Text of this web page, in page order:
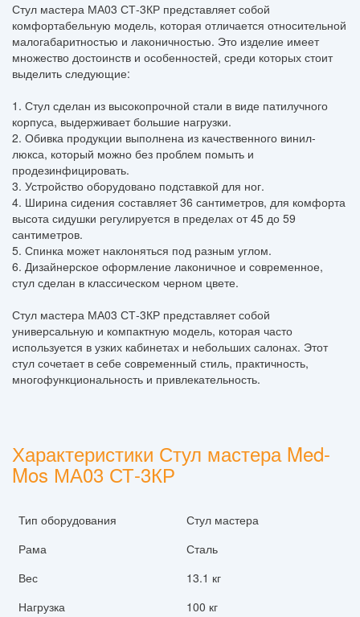
Стул мастера МА03 СТ-3КР представляет собой
комфортабельную модель, которая отличается относительной
малогабаритностью и лаконичностью. Это изделие имеет
множество достоинств и особенностей, среди которых стоит
выделить следующие:
1. Стул сделан из высокопрочной стали в виде патилучного
корпуса, выдерживает большие нагрузки.
2. Обивка продукции выполнена из качественного винил-
люкса, который можно без проблем помыть и
продезинфицировать.
3. Устройство оборудовано подставкой для ног.
4. Ширина сидения составляет 36 сантиметров, для комфорта
высота сидушки регулируется в пределах от 45 до 59
сантиметров.
5. Спинка может наклоняться под разным углом.
6. Дизайнерское оформление лаконичное и современное,
стул сделан в классическом черном цвете.
Стул мастера МА03 СТ-3КР представляет собой
универсальную и компактную модель, которая часто
используется в узких кабинетах и небольших салонах. Этот
стул сочетает в себе современный стиль, практичность,
многофункциональность и привлекательность.
Характеристики Стул мастера Med-
Mos МА03 СТ-3КР
Тип оборудования
Стул мастера
Рама
Сталь
Вес
13.1 кг
Нагрузка
100 кг